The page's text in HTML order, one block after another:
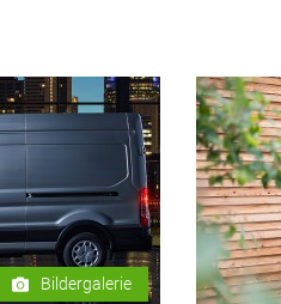
Bildergalerie